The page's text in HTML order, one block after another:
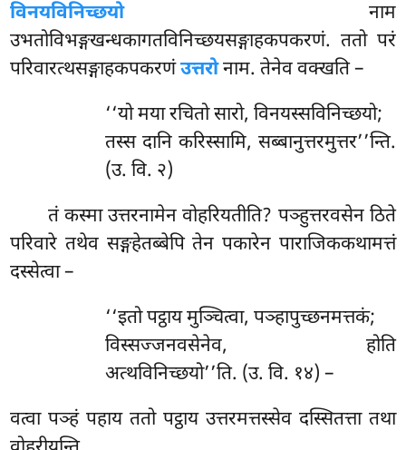
विनयविनिच्छयोनाम
उभतोविभङ्गखन्धकागतविनिच्छयसङ्गाहकपकरणं. ततो परं
परिवारत्थसङ्गाहकपकरणंउत्तरोनाम. तेनेव वक्खति –
‘‘यो मया रचितो सारो, विनयस्सविनिच्छयो;
तस्स दानि करिस्सामि, सब्बानुत्तरमुत्तर’’न्ति.
(उ. वि. २)
तं कस्मा उत्तरनामेन वोहरियतीति? पञ्हुत्तरवसेन ठिते
परिवारे तथेव सङ्गहेतब्बेपि तेन पकारेन पाराजिककथामत्तं
दस्सेत्वा –
‘‘इतोपट्ठाय मुञ्चित्वा, पञ्हापुच्छनमत्तकं;
विस्सज्जनवसेनेव, होति
अत्थविनिच्छयो’’ति. (उ. वि. १४) –
वत्वा पञ्हं पहाय ततो पट्ठाय उत्तरमत्तस्सेव दस्सितत्ता तथा